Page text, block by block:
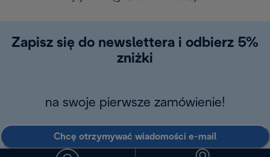
Zapisz się do newslettera i odbierz 5%
zniżki
na swoje pierwsze zamówienie!
Chcę otrzymywać wiadomości e-mail